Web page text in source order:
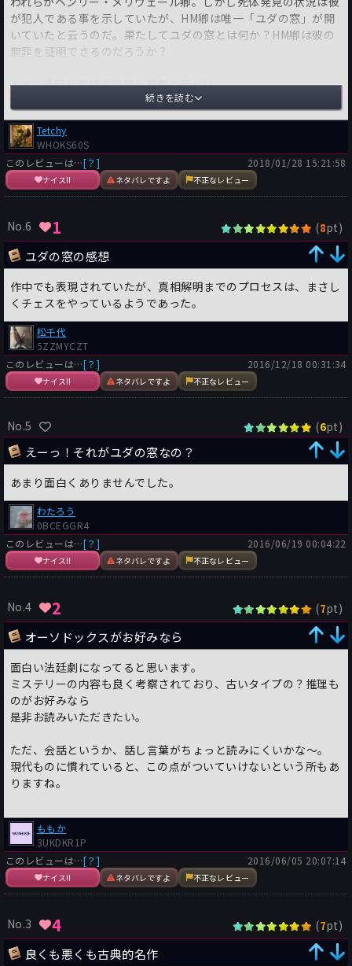
が犯人である事を示していたが、HM卿は唯一「ユダの窓」が開
いていたと云うのだ。果たしてユダの窓とは何か？HM卿は彼の
無罪を証明できるのだろうか？
まず、今回は物語の展開が非常に面白い。
冒頭の、非常にシンプルな密室殺人について、今までの事件現場
に名探偵が登場して、関係者の証言、周囲の状況から推理して犯
人を解き明かすのではなく、今回は既に容疑者は逮捕され、起訴
されている状況で、裁判で無罪であるのを証明するというスタイ
ルを取っている。しかも被告人側弁護人がHM卿というのが面白
いではないか！
そして各章の末尾で明らかになっていく新事実。単純に思えた事
かのごとく、読者の眼前に示していくストーリー展開は胸躍らさ
れながら読まされた。
その中でも特に印象的なのは10章以降からの展開だ。10章の最
後で、被害者のエイヴォリーが娘の婚約者のアンズウェルだけで
き間違いであったという箇所から物語が一気呵成に明らかになっ
ていく。まるで長くだらだらと続いていたトランプゲームの神経
衰弱が一気に終末に近づいていくような感覚を覚えた。
ただ不満もある。この物語のテーマである「ユダの窓」の正体が
くシャッター付き窓の事を示すこの言葉だが、期待していただけ
に肩透かしを食らった感が正直ある。
犯人も今回は意外だった。しかも物語上、この犯人である必然性
もかっちりしており、十分納得がいった（今回、話中で登場人物
の一人に「どうせ今回も犯人は予想も付かない人物で解るはずの
ない人なんでしょ」みたいな台詞を吐かせているのがセルフパロ
ディで面白かった）。
『白い僧院の殺人』では読みにくい事件経過にいきなりズドンと
打ち込まれた真相にびっくりして、9ﾂ星だったが、今回は逆にワ
に8ﾂ星という評価だ。
まあ、これがカーらしいといえばカーらしいんだけど。
▼以下、ネタバレ感想
※ネタバレの感想はログイン後閲覧できます。[
はこちら
続きを読む
Tetchy
WHOKS60S
このレビューは…[？]
ナイス!! ネタバレですよ 不正なレビュー
2018/01/28 15:21:58
No.6 1 (8pt)
ユダの窓の感想
作中でも表現されていたが、真相解明までのプロセスは、まさし
くチェスをやっているようであった。
松千代
5ZZMYCZT
このレビューは…[？]
ナイス!! ネタバレですよ 不正なレビュー
2016/12/18 00:31:34
No.5 (6pt)
えーっ！それがユダの窓なの？
あまり面白くありませんでした。
わたろう
0BCEGGR4
このレビューは…[？]
ナイス!! ネタバレですよ 不正なレビュー
2016/06/19 00:04:22
No.4 2 (7pt)
オーソドックスがお好みなら
面白い法廷劇になってると思います。
ミステリーの内容も良く考察されており、古いタイプの？推理も
のがお好みなら
是非お読みいただきたい。
ただ、会話というか、話し言葉がちょっと読みにくいかな～。
現代ものに慣れていると、この点がついていけないという所もあ
りますね。
ももか
3UKDKR1P
このレビューは…[？]
ナイス!! ネタバレですよ 不正なレビュー
2016/06/05 20:07:14
No.3 4 (7pt)
良くも悪くも古典的名作